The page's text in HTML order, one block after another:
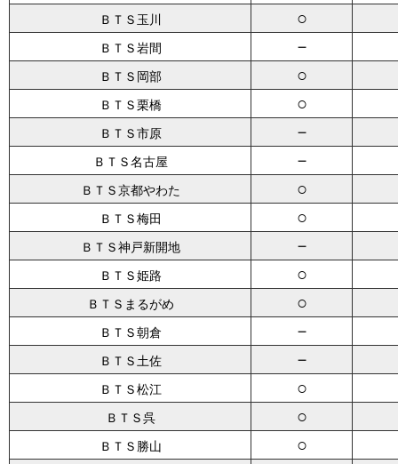
ＢＴＳ玉川 ○
ＢＴＳ岩間 －
ＢＴＳ岡部 ○
ＢＴＳ栗橋 ○
ＢＴＳ市原 －
ＢＴＳ名古屋 －
ＢＴＳ京都やわた ○
ＢＴＳ梅田 ○
ＢＴＳ神戸新開地 －
ＢＴＳ姫路 ○
ＢＴＳまるがめ ○
ＢＴＳ朝倉 －
ＢＴＳ土佐 －
ＢＴＳ松江 ○
ＢＴＳ呉 ○
ＢＴＳ勝山 ○